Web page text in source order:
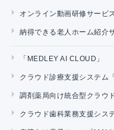
オンライン動画研修サービ
納得できる老人ホーム紹介
「MEDLEY AI CLOUD」
クラウド診療支援システム
調剤薬局向け統合型クラウ
クラウド歯科業務支援シス